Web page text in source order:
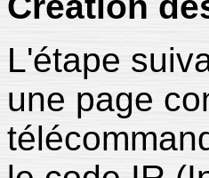
L'étape
une page